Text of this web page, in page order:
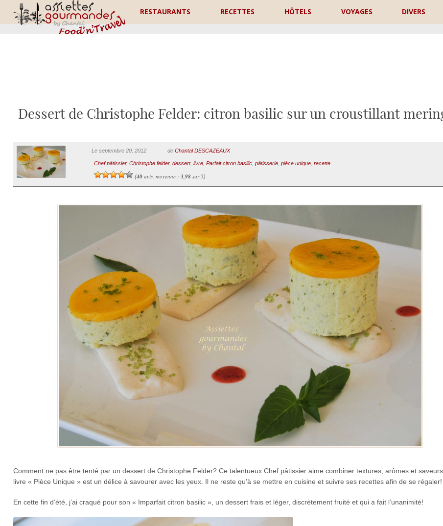
RESTAURANTS RECETTES HÔTELS VOYAGES DIVERS
Dessert de Christophe Felder: citron basilic sur un croustillant
Le septembre 20, 2012 de Chantal DESCAZEAUX
Chef pâtissier, Christophe felder, dessert, livre, Parfait citron basilic, pâtisserie, pièce unique, recette
(40avis, moyenne : 3,98 sur 5)
Comment ne pas être tenté par un dessert de Christophe Felder? Ce talentueux Chef pâtissier aime combiner textures, arômes et
livre « Pièce Unique » est un délice à savourer avec les yeux. Il ne reste qu’à se mettre en cuisine et suivre ses recettes afin de se régaler!
En cette fin d’été, j’ai craqué pour son « Imparfait citron basilic », un dessert frais et léger, discrètement fruité et qui a fait l’unanimité!